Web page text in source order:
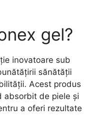
gel?
inovatoare sub
sănătății
Acest produs
absorbit de piele și
a oferi rezultate